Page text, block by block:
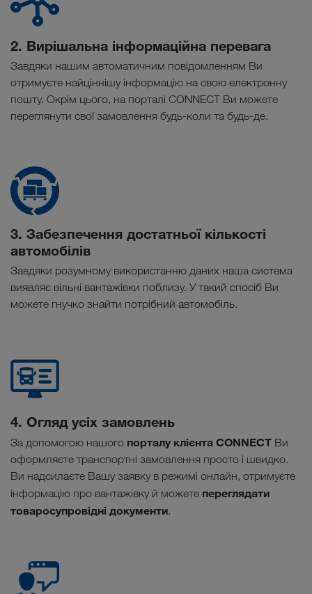
2. Вирішальна інформаційна перевага
Завдяки нашим автоматичним повідомленням Ви
отримуєте найціннішу інформацію на свою електронну
пошту. Окрім цього, на порталі CONNECT Ви можете
переглянути свої замовлення будь-коли та будь-де.
3. Забезпечення достатньої кількості
автомобілів
Завдяки розумному використанню даних наша система
виявляє вільні вантажівки поблизу. У такий спосіб Ви
можете гнучко знайти потрібний автомобіль.
4. Огляд усіх замовлень
За допомогою нашого порталу клієнта CONNECT Ви
оформляєте транспортні замовлення просто і швидко.
Ви надсилаєте Вашу заявку в режимі онлайн, отримуєте
інформацію про вантажівку й можете переглядати
товаросупровідні документи.